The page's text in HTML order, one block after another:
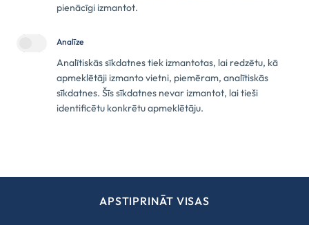
pienācīgi izmantot.
Analīze
Analītiskās sīkdatnes tiek izmantotas, lai redzētu, kā
apmeklētāji izmanto vietni, piemēram, analītiskās
sīkdatnes. Šīs sīkdatnes nevar izmantot, lai tieši
identificētu konkrētu apmeklētāju.
APSTIPRINĀT VISAS
Noslēgts līgums Nr. DIMI/2025/76 starp ECO baseini un Latvijas
Investīciju un attīstības aģentūru par atbalsta saņemšanu
klientu ērtībām — tā ir pilnvērtīgi pieejama gan datorā, gan